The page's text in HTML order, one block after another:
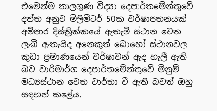
එමෙන්ම කාලගුණ විද්‍යා දෙපාර්තමේන්තුවේ
දත්ත අනුව මිලිමීටර් 50ක වර්ෂාපතනයක්
අම්පාර දිස්ත්‍රික්කයේ ඇතැම් ස්ථාන වෙත
ලැබී ඇතැයිද අනෙකුත් බොහෝ ස්ථානවල
කුඩා ප්‍රමාණයෙන් වර්ෂාවන් ඇද හැලී ඇති
බව වාරිමාර්ග දෙපාර්තමේන්තුවේ මිනුම්
මධ්‍යස්ථාන වෙත වාර්තා වී ඇති බවත් ඔහු
සඳහන් කළේය.